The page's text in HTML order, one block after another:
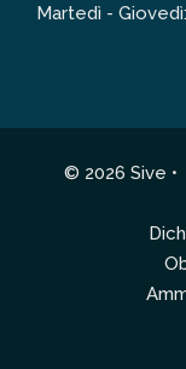
Martedì - Giovedì:
© 2026 Sive •